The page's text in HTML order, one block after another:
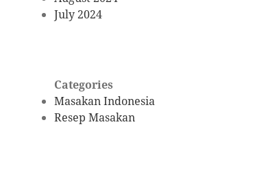
July 2024
Categories
Masakan Indonesia
Resep Masakan